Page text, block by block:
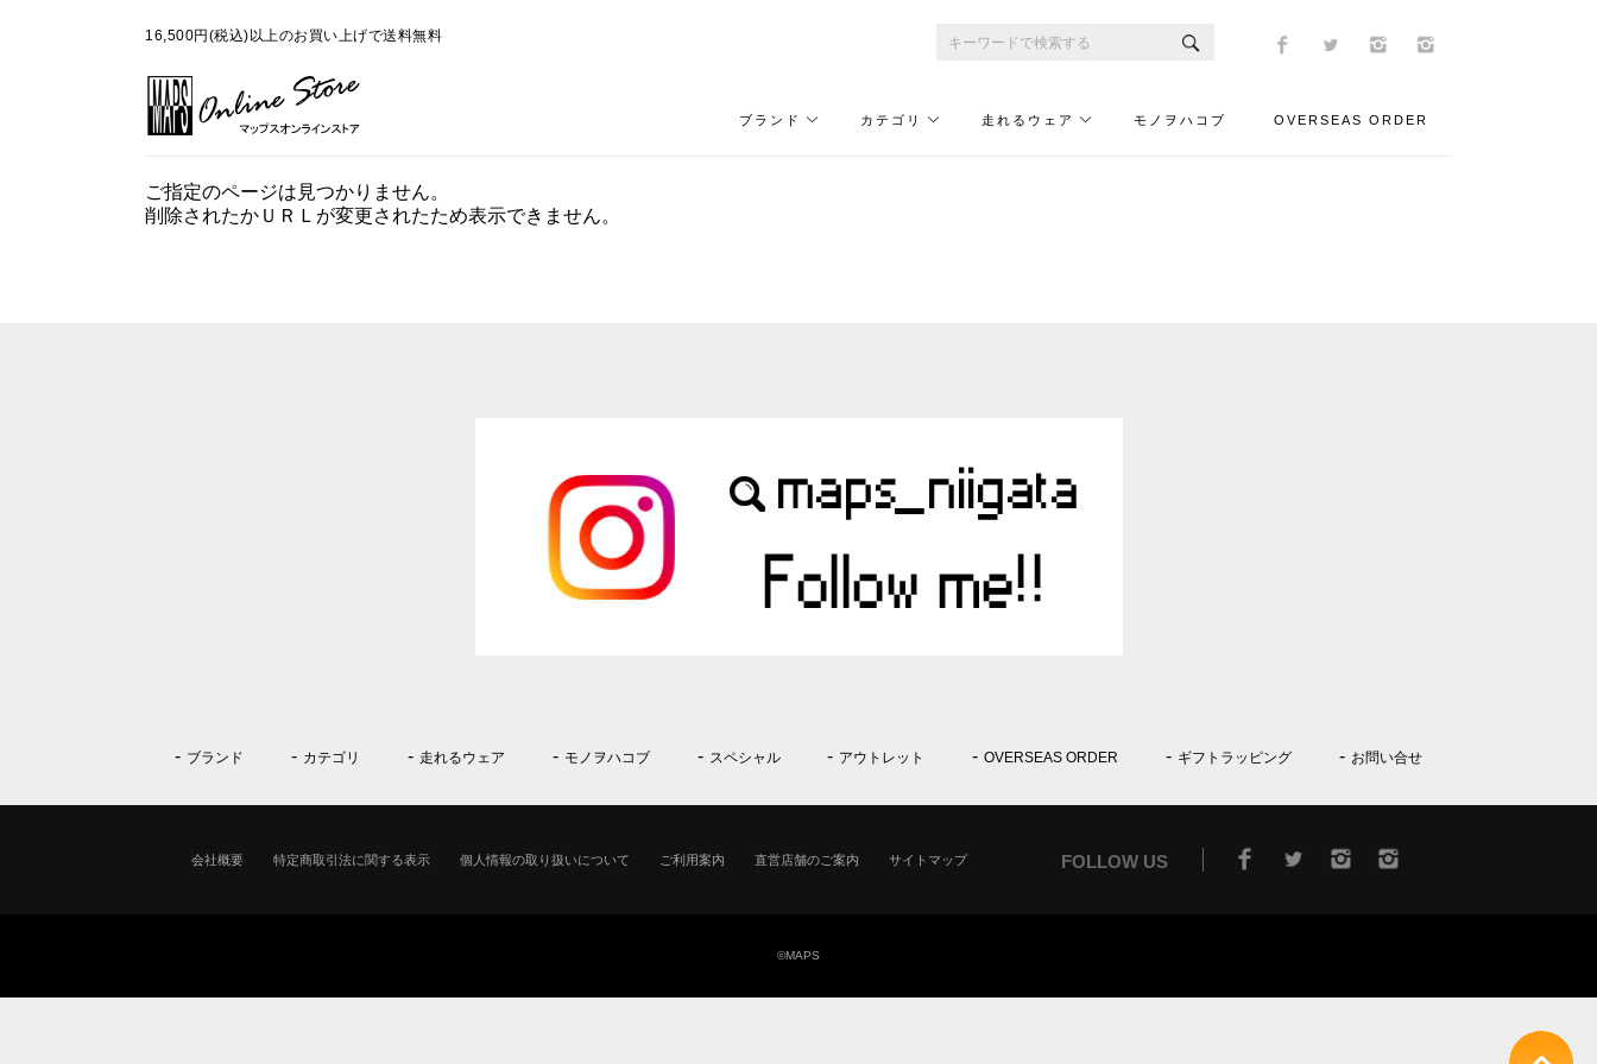
16,500円(税込)以上のお買い上げで送料無料
ブランド カテゴリ 走れるウェア モノヲハコブ OVERSEAS ORDER
ご指定のページは見つかりません。
削除されたかＵＲＬが変更されたため表示できません。
ブランド カテゴリ 走れるウェア モノヲハコブ スペシャル アウトレット OVERSEAS ORDER ギフトラッピング お問い合せ
会社概要 特定商取引法に関する表示 個人情報の取り扱いについて ご利用案内 直営店舗のご案内 サイトマップ FOLLOW US
©MAPS